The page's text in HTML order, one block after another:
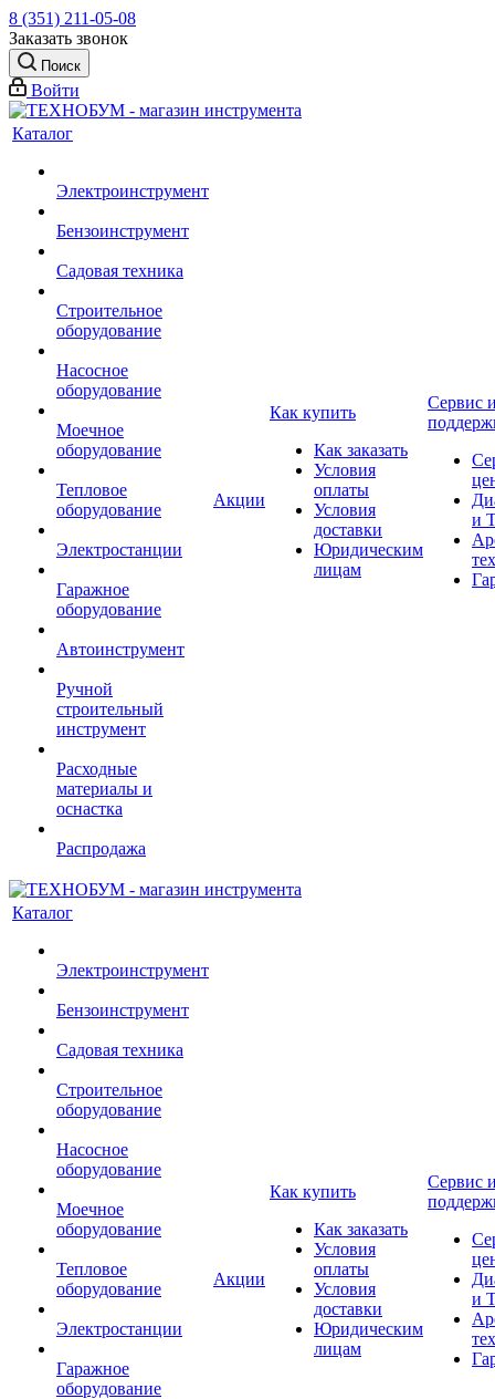
8 (351) 211-05-08
Заказать звонок
Поиск
Войти
Каталог
Электроинструмент
Бензоинструмент
Садовая техника
Строительное
оборудование
Насосное
оборудование
Моечное
оборудование
Тепловое
оборудование
Электростанции
Гаражное
оборудование
Автоинструмент
Ручной
строительный
инструмент
Расходные
материалы и
оснастка
Распродажа
Акции
Как купить
Как заказать
Условия
оплаты
Условия
доставки
Юридическим
лицам
Сервис
и
Каталог
Электроинструмент
Бензоинструмент
Садовая техника
Строительное
оборудование
Насосное
оборудование
Моечное
оборудование
Тепловое
оборудование
Электростанции
Гаражное
оборудование
Акции
Как купить
Как заказать
Условия
оплаты
Условия
доставки
Юридическим
лицам
Сервис
и